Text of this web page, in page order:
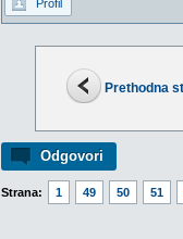
Prethodna
Odgovori
Strana: 1 49 50 51
Profil